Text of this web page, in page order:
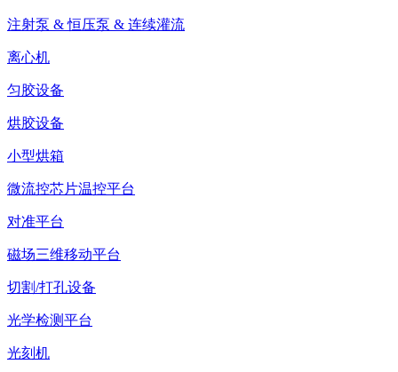
注射泵 & 恒压泵 & 连续灌流
离心机
匀胶设备
烘胶设备
小型烘箱
微流控芯片温控平台
对准平台
磁场三维移动平台
切割/打孔设备
光学检测平台
光刻机